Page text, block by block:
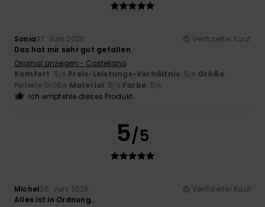
Sonia27. Juni 2026
Verifizierter Kauf
Das hat mir sehr gut gefallen
Original anzeigen - Castellano
Komfort: 5/5 Preis-Leistungs-Verhältnis: 5/5 Größe:
Perfekte Größe Material: 5/5 Farbe: 5/5
Ich empfehle dieses Produkt
5/5
Michel26. Juni 2026
Verifizierter Kauf
Alles ist in Ordnung.